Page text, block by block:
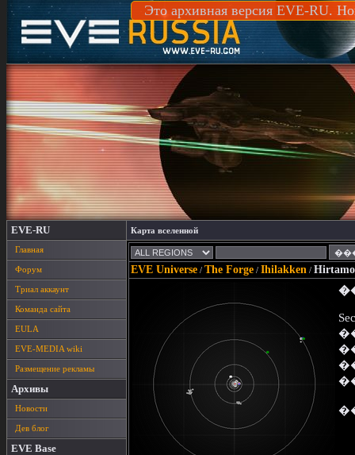
Это архивная версия EVE-RU.
EVE-RU
Главная
Форум
Триал аккаунт
Команда сайта
EULA
EVE-MEDIA wiki
Размещение рекламы
Архивы
Новости
Дев блог
EVE Base
Карта вселенной
EVE Universe / The Forge / Ihilakken /